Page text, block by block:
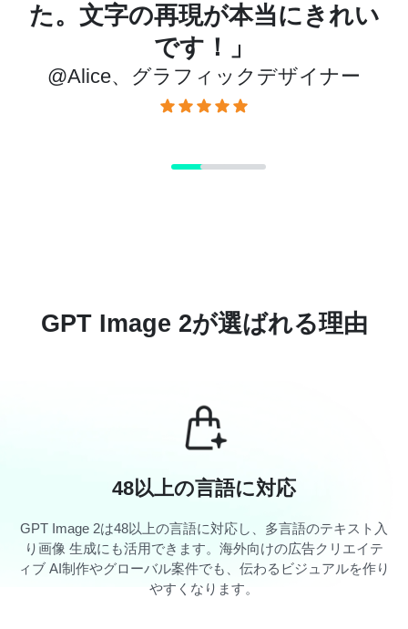
た。文字の再現が本当にきれい
です！」
@Alice、グラフィックデザイナー
GPT Image 2が選ばれる理由
48以上の言語に対応
GPT Image 2は48以上の言語に対応し、多言語のテキスト入
り画像 生成にも活用できます。海外向けの広告クリエイテ
ィブ AI制作やグローバル案件でも、伝わるビジュアルを作り
やすくなります。